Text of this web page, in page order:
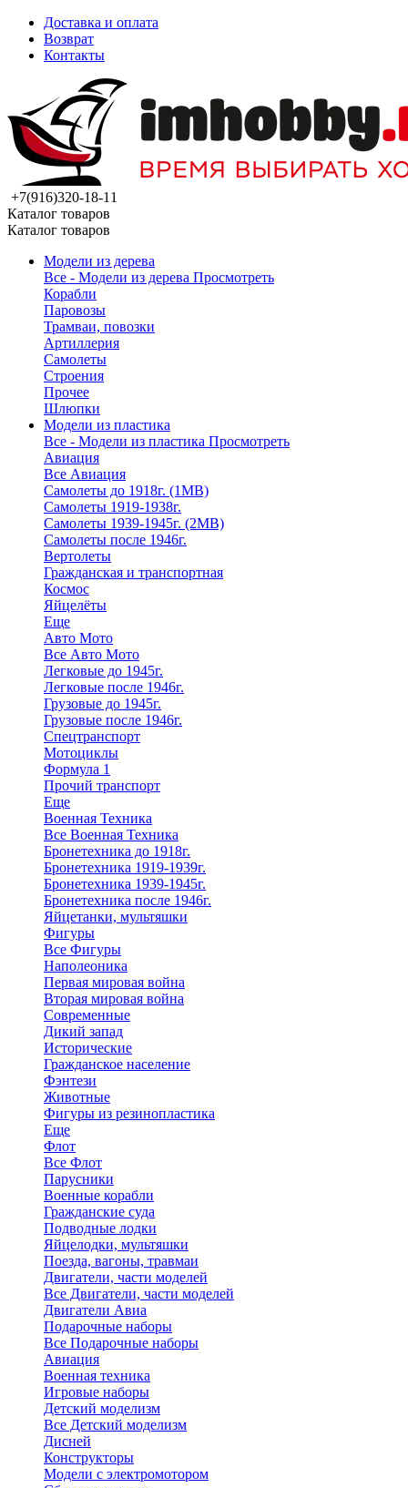
Доставка и оплата
Возврат
Контакты
+7(916)320-18-11
Каталог товаров
Каталог товаров
Модели из дерева
Все - Модели из дерева Просмотреть
Корабли
Паровозы
Трамваи, повозки
Артиллерия
Самолеты
Строения
Прочее
Шлюпки
Модели из пластика
Все - Модели из пластика Просмотреть
Авиация
Все Авиация
Самолеты до 1918г. (1МВ)
Самолеты 1919-1938г.
Самолеты 1939-1945г. (2МВ)
Самолеты после 1946г.
Вертолеты
Гражданская и транспортная
Космос
Яйцелёты
Еще
Авто Мото
Все Авто Мото
Легковые до 1945г.
Легковые после 1946г.
Грузовые до 1945г.
Грузовые после 1946г.
Спецтранспорт
Мотоциклы
Формула 1
Прочий транспорт
Еще
Военная Техника
Все Военная Техника
Бронетехника до 1918г.
Бронетехника 1919-1939г.
Бронетехника 1939-1945г.
Бронетехника после 1946г.
Яйцетанки, мультяшки
Фигуры
Все Фигуры
Наполеоника
Первая мировая война
Вторая мировая война
Современные
Дикий запад
Исторические
Гражданское население
Фэнтези
Животные
Фигуры из резинопластика
Еще
Флот
Все Флот
Парусники
Военные корабли
Гражданские суда
Подводные лодки
Яйцелодки, мультяшки
Поезда, вагоны, травмаи
Двигатели, части моделей
Все Двигатели, части моделей
Двигатели Авиа
Подарочные наборы
Все Подарочные наборы
Авиация
Военная техника
Игровые наборы
Детский моделизм
Все Детский моделизм
Дисней
Конструкторы
Модели с электромотором